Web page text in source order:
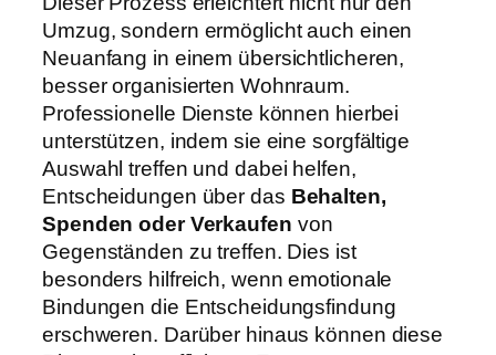
Umzug, sondern ermöglicht auch einen
Neuanfang in einem übersichtlicheren,
besser organisierten Wohnraum.
Professionelle Dienste können hierbei
unterstützen, indem sie eine sorgfältige
Auswahl treffen und dabei helfen,
Entscheidungen über das Behalten,
Spenden oder Verkaufen von
Gegenständen zu treffen. Dies ist
besonders hilfreich, wenn emotionale
Bindungen die Entscheidungsfindung
erschweren. Darüber hinaus können diese